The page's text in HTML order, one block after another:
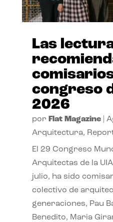
Las
congreso
2026
por Flat Magazine|
Arquitectura,
El 29 Congreso
Arquitectas de la
julio, ha sido
colectivo de
generaciones, Pau
Benedito, Maria